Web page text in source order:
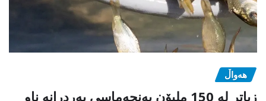
هەواڵ
زیاتر لە 150 ملیۆن پەنجەماسی بەردرانە ناو